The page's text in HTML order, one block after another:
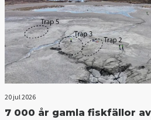
20 jul 2026
7 000 år gamla fiskfällor